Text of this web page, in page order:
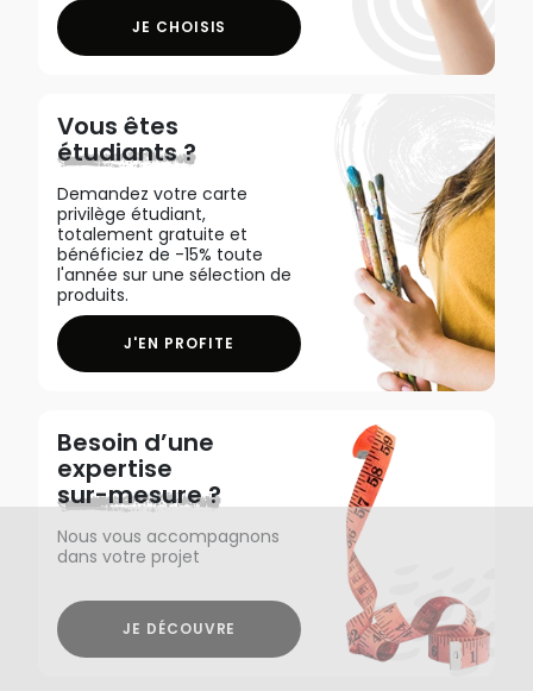
JE CHOISIS
Vous êtes
étudiants ?
Demandez votre carte
privilège étudiant,
totalement gratuite et
bénéficiez de -15% toute
l'année sur une sélection de
produits.
J'EN PROFITE
Besoin d’une
expertise
sur-mesure ?
Nous vous accompagnons
dans votre projet
JE DÉCOUVRE